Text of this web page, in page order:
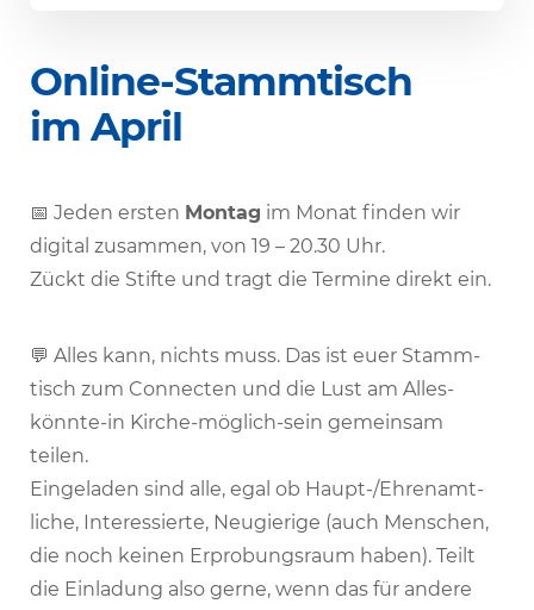
Online-Stamm­tisch
im April
📅 Jeden ersten Montag im Monat finden wir
digital zusammen, von 19 – 20.30 Uhr.
Zückt die Stifte und tragt die Termine direkt ein.
💬 Alles kann, nichts muss. Das ist euer Stamm­
tisch zum Connecten und die Lust am Alles-
könnte-in Kirche-möglich-sein gemeinsam
teilen.
Einge­laden sind alle, egal ob Haupt-/Ehren­amt­
liche, Inter­es­sierte, Neugie­rige (auch Menschen,
die noch keinen Erpro­bungs­raum haben). Teilt
die Einla­dung also gerne, wenn das für andere